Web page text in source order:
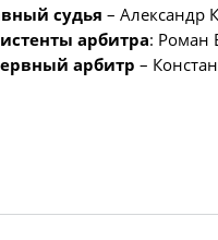
судья – Александр
арбитра: Роман
арбитр –